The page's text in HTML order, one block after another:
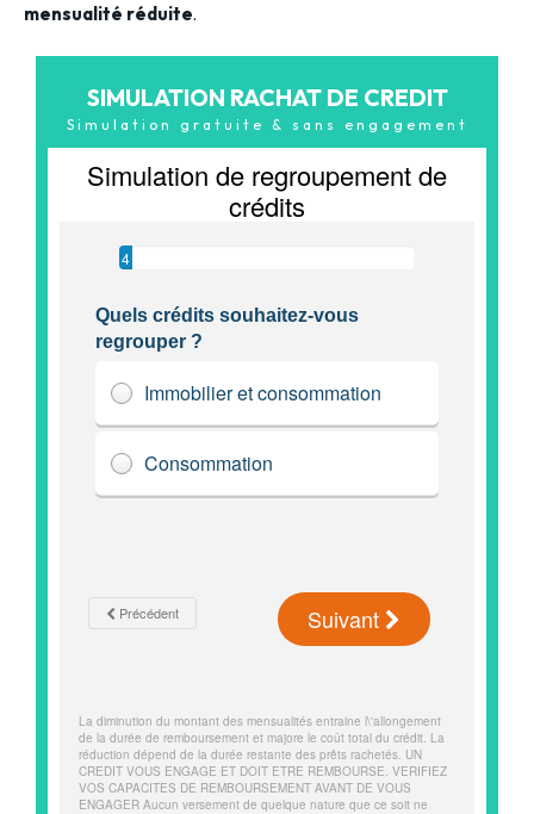
mensualité réduite.
SIMULATION RACHAT DE CREDIT
Simulation gratuite & sans engagement